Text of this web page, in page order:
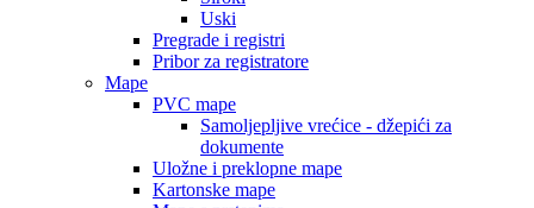
Uski
Pregrade i registri
Pribor za registratore
Mape
PVC mape
Samoljepljive vrećice - džepići za
dokumente
Uložne i preklopne mape
Kartonske mape